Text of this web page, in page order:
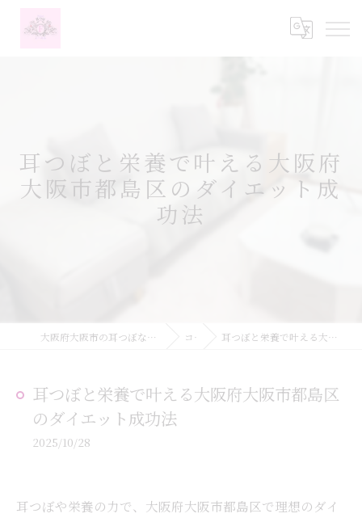
耳つぼと栄養で叶える大阪府
大阪市都島区のダイエット成
功法
大阪府大阪市の耳つぼなら耳つぼダイエットサロンふーみん コラム 耳つぼと栄養で叶える大阪府大阪市都島区のダイエット成功法
耳つぼと栄養で叶える大阪府大阪市都島区
のダイエット成功法
2025/10/28
耳つぼや栄養の力で、大阪府大阪市都島区で理想のダイ